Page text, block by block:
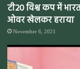
टी20 विश्व कप में
ओवर खेलकर हराया
November 6, 2021